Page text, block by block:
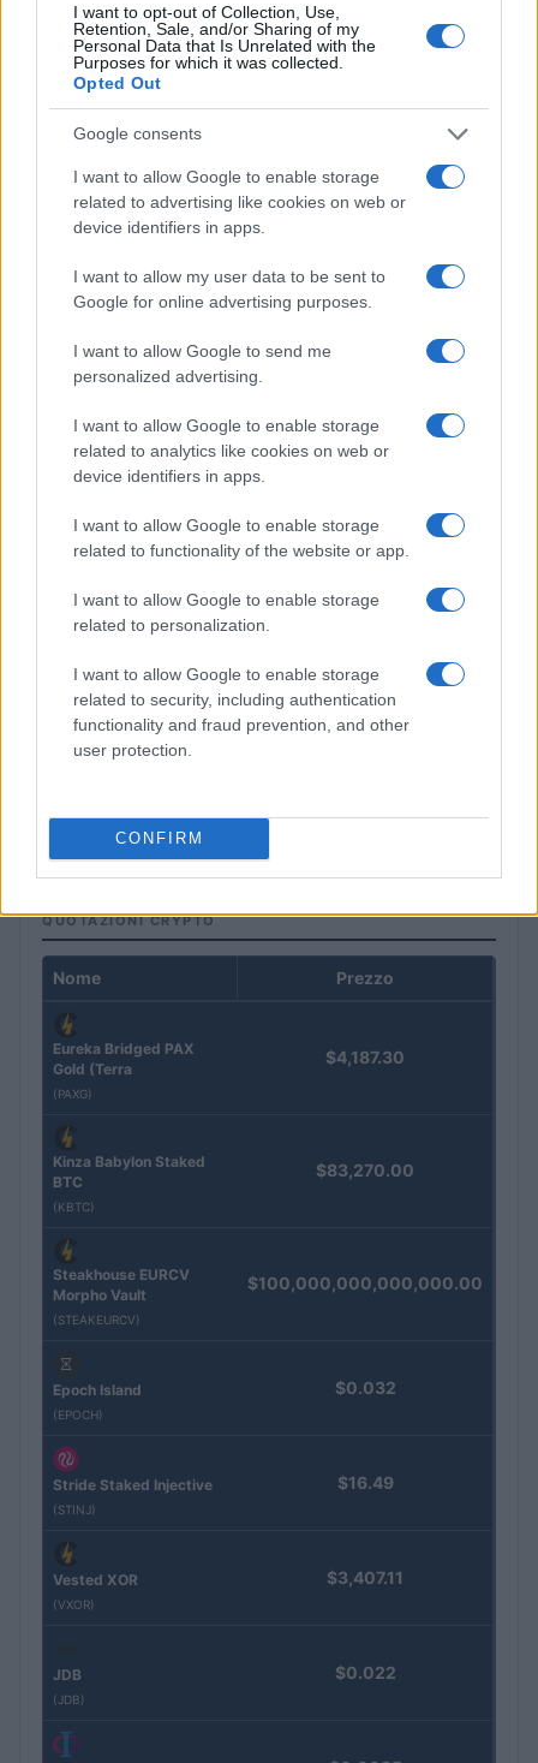
I want to opt-out of Collection, Use,
Retention, Sale, and/or Sharing of my
Personal Data that Is Unrelated with the
Purposes for which it was collected.
Opted Out
Google consents
I want to allow Google to enable storage
related to advertising like cookies on web or
device identifiers in apps.
I want to allow my user data to be sent to
Google for online advertising purposes.
I want to allow Google to send me
personalized advertising.
I want to allow Google to enable storage
related to analytics like cookies on web or
device identifiers in apps.
I want to allow Google to enable storage
related to functionality of the website or app.
I want to allow Google to enable storage
related to personalization.
I want to allow Google to enable storage
related to security, including authentication
functionality and fraud prevention, and other
user protection.
CONFIRM
CRIPTOVALUTE
XRP Ledger, Bitcoin e le sanzioni USA: gli sviluppi chiave del 8
agosto 2026
CRIPTOVALUTE
Francesca Spadaro · 7 Ago 2026
QUOTAZIONI CRYPTO
Nome Prezzo
Eureka Bridged PAX
Gold (Terra
(PAXG)
$4,187.30
Kinza Babylon Staked
BTC
(KBTC)
$83,270.00
Steakhouse EURCV
Morpho Vault
(STEAKEURCV)
$100,000,000,000,000.00
Epoch Island
(EPOCH)
$0.032
Stride Staked Injective
(STINJ)
$16.49
Vested XOR
(VXOR)
$3,407.11
JDB
(JDB)
$0.022